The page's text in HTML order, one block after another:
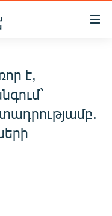
է,